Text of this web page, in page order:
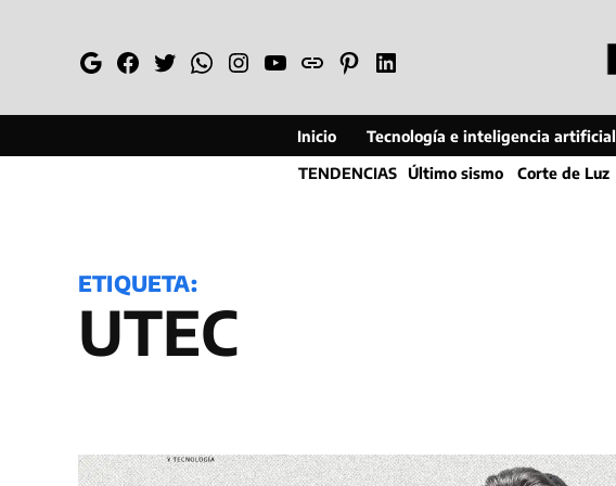
GoogleFacebook
TwitterWhatsapp
Instagram
YouTube
WebPinterestLinkedin
Inicio Tecnología e inteligencia artificial
TENDENCIAS Último sismo Corte de Luz
ETIQUETA:
UTEC